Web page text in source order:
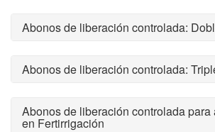
Abonos de liberación controlada:
Abonos de liberación controlada:
Abonos de liberación controlada para
en Fertirrigación